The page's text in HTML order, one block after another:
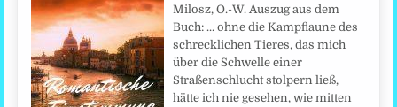
Milosz, O.-W. Auszug aus dem
Buch: ... ohne die Kampflaune des
schrecklichen Tieres, das mich
über die Schwelle einer
Straßenschlucht stolpern ließ,
hätte ich nie gesehen, wie mitten